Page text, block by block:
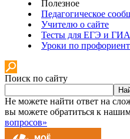
Полезное
Педагогическое
Учителю о сайте
Тесты для ЕГЭ и ГИА
Уроки по
Поиск по сайту
Не можете найти ответ на
вы можете обратиться к
вопросов»